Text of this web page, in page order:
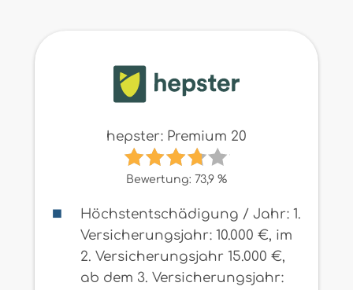
hepster: Premium 20
Bewertung: 73,9 %
Höchstentschädigung / Jahr: 1.
Versicherungsjahr: 10.000 €, im
2. Versicherungsjahr 15.000 €,
ab dem 3. Versicherungsjahr: